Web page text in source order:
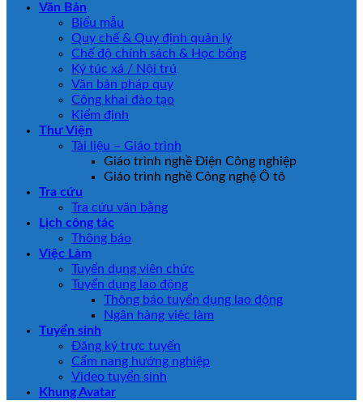
Văn Bản
Biểu mẫu
Quy chế & Quy định quản lý
Chế độ chính sách & Học bổng
Ký túc xá / Nội trú
Văn bản pháp quy
Công khai đào tạo
Kiểm định
Thư Viện
Tài liệu – Giáo trình
Giáo trình nghề Điện Công nghiệp
Giáo trình nghề Công nghệ Ô tô
Tra cứu
Tra cứu văn bằng
Lịch công tác
Thông báo
Việc Làm
Tuyển dụng viên chức
Tuyển dụng lao động
Thông báo tuyển dụng lao động
Ngân hàng việc làm
Tuyển sinh
Đăng ký trực tuyến
Cẩm nang hướng nghiệp
Video tuyển sinh
Khung Avatar